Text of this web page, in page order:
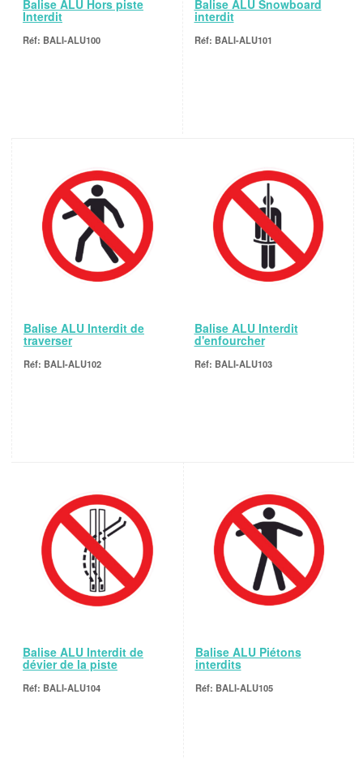
Balise ALU Hors piste
Interdit
BALI-ALU100
Balise ALU Snowboard
interdit
BALI-ALU101
Balise ALU Interdit de
traverser
BALI-ALU102
Balise ALU Interdit
d'enfourcher
BALI-ALU103
Balise ALU Interdit de
dévier de la piste
BALI-ALU104
Balise ALU Piétons
interdits
BALI-ALU105